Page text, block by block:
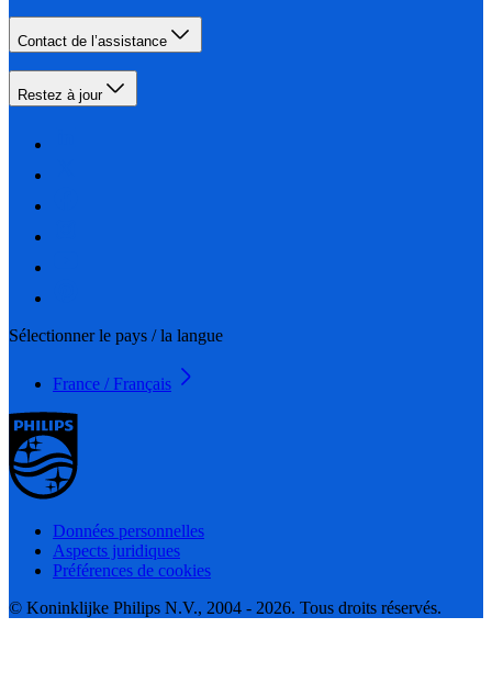
Contact de l’assistance
Restez à jour
Sélectionner le pays / la langue
France / Français
Données personnelles
Aspects juridiques
Préférences de cookies
© Koninklijke Philips N.V., 2004 - 2026. Tous droits réservés.